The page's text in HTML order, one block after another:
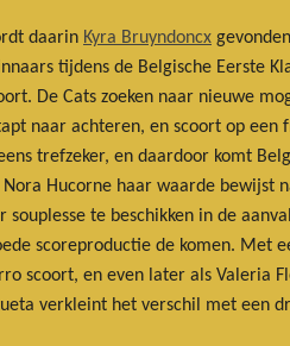
daarin Kyra Bruyndoncx
tijdens de Belgische Eerste
De Cats zoeken naar nieuwe
naar achteren, en scoort op een
trefzeker, en daardoor komt
Hucorne haar waarde bewijst
te beschikken in de
scoreproductie de komen. Met
scoort, en even later als Valeria
verkleint het verschil met een